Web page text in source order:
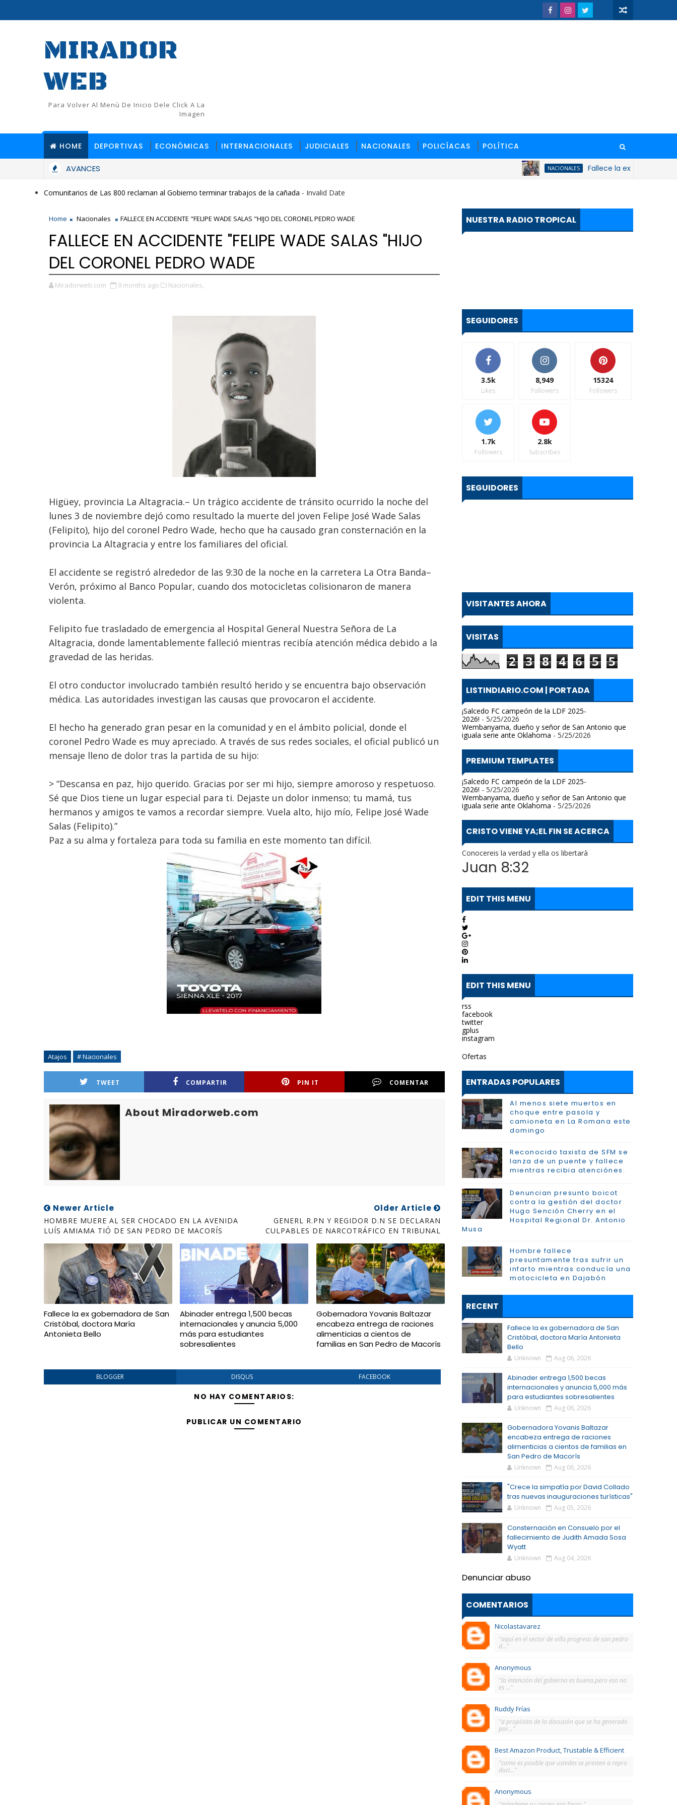
MIRADOR
WEB
Para Volver Al Menù De Inicio Dele Click A La
Imagen
HOME DEPORTIVAS ECONÓMICAS INTERNACIONALES JUDICIALES NACIONALES POLICÍACAS POLÍTICA
AVANCES NACIONALES Fallece la ex gobernadora de
Comunitarios de Las 800 reclaman al Gobierno terminar trabajos de la cañada - Invalid Date
Home Nacionales FALLECE EN ACCIDENTE "FELIPE WADE SALAS "HIJO DEL CORONEL PEDRO WADE
FALLECE EN ACCIDENTE "FELIPE WADE SALAS "HIJO
DEL CORONEL PEDRO WADE
Miradorweb.com 9 months ago Nacionales,
Higüey, provincia La Altagracia.– Un trágico accidente de tránsito ocurrido la noche del
lunes 3 de noviembre dejó como resultado la muerte del joven Felipe José Wade Salas
(Felipito), hijo del coronel Pedro Wade, hecho que ha causado gran consternación en la
provincia La Altagracia y entre los familiares del oficial.
El accidente se registró alrededor de las 9:30 de la noche en la carretera La Otra Banda–
Verón, próximo al Banco Popular, cuando dos motocicletas colisionaron de manera
violenta.
Felipito fue trasladado de emergencia al Hospital General Nuestra Señora de La
Altagracia, donde lamentablemente falleció mientras recibía atención médica debido a la
gravedad de las heridas.
El otro conductor involucrado también resultó herido y se encuentra bajo observación
médica. Las autoridades investigan las causas que provocaron el accidente.
El hecho ha generado gran pesar en la comunidad y en el ámbito policial, donde el
coronel Pedro Wade es muy apreciado. A través de sus redes sociales, el oficial publicó un
mensaje lleno de dolor tras la partida de su hijo:
> “Descansa en paz, hijo querido. Gracias por ser mi hijo, siempre amoroso y respetuoso.
Sé que Dios tiene un lugar especial para ti. Dejaste un dolor inmenso; tu mamá, tus
hermanos y amigos te vamos a recordar siempre. Vuela alto, hijo mío, Felipe José Wade
Salas (Felipito).”
Paz a su alma y fortaleza para toda su familia en este momento tan difícil.
Atajos # Nacionales
TWEET COMPARTIR PIN IT COMENTAR
About Miradorweb.com
Newer Article
HOMBRE MUERE AL SER CHOCADO EN LA AVENIDA
LUÍS AMIAMA TIÓ DE SAN PEDRO DE MACORÍS
Older Article
GENERL R.PN Y REGIDOR D.N SE DECLARAN
CULPABLES DE NARCOTRÁFICO EN TRIBUNAL
Fallece la ex gobernadora de San
Cristóbal, doctora María
Antonieta Bello
Abinader entrega 1,500 becas
internacionales y anuncia 5,000
más para estudiantes
sobresalientes
Gobernadora Yovanis Baltazar
encabeza entrega de raciones
alimenticias a cientos de
familias en San Pedro de Macorís
BLOGGER DISQUS FACEBOOK
NO HAY COMENTARIOS:
PUBLICAR UN COMENTARIO
NUESTRA RADIO TROPICAL
SEGUIDORES
3.5k
Likes
8,949
Followers
15324
Followers
1.7k
Followers
2.8k
Subscribes
SEGUIDORES
VISITANTES AHORA
VISITAS
2 3 8 4 6 5 5
LISTINDIARIO.COM | PORTADA
¡Salcedo FC campeón de la LDF 2025-
2026! - 5/25/2026
Wembanyama, dueño y señor de San Antonio que
iguala serie ante Oklahoma - 5/25/2026
PREMIUM TEMPLATES
¡Salcedo FC campeón de la LDF 2025-
2026! - 5/25/2026
Wembanyama, dueño y señor de San Antonio que
iguala serie ante Oklahoma - 5/25/2026
CRISTO VIENE YA;EL FIN SE ACERCA
Conocereis la verdad y ella os libertarà
Juan 8:32
EDIT THIS MENU
EDIT THIS MENU
rss
facebook
twitter
gplus
instagram
Ofertas
ENTRADAS POPULARES
Al menos siete muertos en
choque entre pasola y
camioneta en La Romana este
domingo
Reconocido taxista de SFM se
lanza de un puente y fallece
mientras recibia atenciónes.
Denuncian presunto boicot
contra la gestión del doctor
Hugo Sención Cherry en el
Hospital Regional Dr. Antonio
Musa
Hombre fallece
presuntamente tras sufrir un
infarto mientras conducía una
motocicleta en Dajabón
RECENT
Fallece la ex gobernadora de San
Cristóbal, doctora María Antonieta
Bello
Unknown Aug 06, 2026
Abinader entrega 1,500 becas
internacionales y anuncia 5,000 más
para estudiantes sobresalientes
Unknown Aug 06, 2026
Gobernadora Yovanis Baltazar
encabeza entrega de raciones
alimenticias a cientos de familias en
San Pedro de Macorís
Unknown Aug 06, 2026
"Crece la simpatía por David Collado
tras nuevas inauguraciones turísticas"
Unknown Aug 05, 2026
Consternación en Consuelo por el
fallecimiento de Judith Amada Sosa
Wyatt
Unknown Aug 04, 2026
Denunciar abuso
COMENTARIOS
Nicolastavarez
"aquí en el sector de villa progreso de san pedro
d..."
Anonymous
"la intención del gobierno es buena.pero eso no
es ..."
Ruddy Frías
"a propósito de la discusión que se ha generado
por..."
Best Amazon Product, Trustable & Efficient
"como es posible que ustedes se presten a repro
duci..."
Anonymous